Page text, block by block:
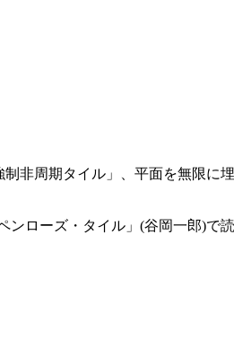
非周期タイル」、平面を無限に
ンローズ・タイル」(谷岡一郎)で